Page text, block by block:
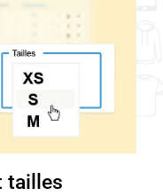
tailles